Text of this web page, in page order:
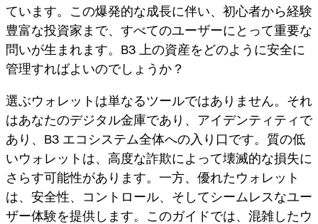
ています。この爆発的な成長に伴い、初心者から経験
豊富な投資家まで、すべてのユーザーにとって重要な
問いが生まれます。B3 上の資産をどのように安全に
管理すればよいのでしょうか？
選ぶウォレットは単なるツールではありません。それ
はあなたのデジタル金庫であり、アイデンティティで
あり、B3 エコシステム全体への入り口です。質の低
いウォレットは、高度な詐欺によって壊滅的な損失に
さらす可能性があります。一方、優れたウォレット
は、安全性、コントロール、そしてシームレスなユー
ザー体験を提供します。このガイドでは、混雑したウ